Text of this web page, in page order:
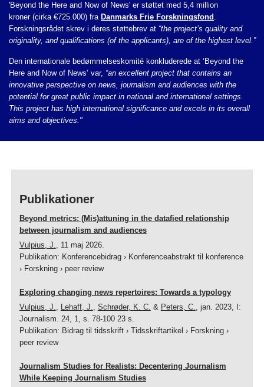
'Beyond the Here and Now of News' er støttet med 5,4 million
kroner (cirka €725.000) fra Danmarks Frie Forskningsfond .
Forskningsrådet skrev i deres støttebrev at “the project’s quality and
originality, and qualifications (of the applicants), are of the highest level.”
Den internationale bedømmelseskomité konkluderede at ‘Beyond the
Here and Now of News’ var, “an excellent project that contains an
innovative perspective on news, journalism and audiences with the
potential for great public impact in national and international settings.
This project has high international significance and excels in its overall
aims and objectives."
Publikationer
Beyond metrics: (Mis)attuning in the datafied relationship
between journalism and audiences
Vulpius, J.
11 maj 2026.
Publikation: Konferencebidrag› Konferenceabstrakt til konference
› Forskning› peer review
Exploring changing news repertoires: Towards a typology
Vulpius, J.
Lehaff, J. Schrøder, K. C. & Peters, C. jan. 2023, I:
Journalism.
24, 1 s. 78-100 23 s.
Publikation: Bidrag til tidsskrift› Tidsskriftartikel › Forskning›
peer review
Journalism Studies for Realists: Decentering Journalism
While Keeping Journalism Studies